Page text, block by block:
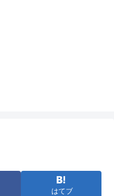
はてブ